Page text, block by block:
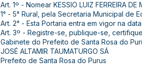
Art. 1º - Nomear KESSIO LUIZ FERREIRA
1° - 5° Rural, pela Secretaria Municipal de
Art. 2° - Esta Portaria entra em vigor na
Art. 3º - Registre-se, publique-se,
Gabinete do Prefeito de Santa Rosa do
JOSÉ ALTAMIR TAUMATURGO SÁ
Prefeito de Santa Rosa do Purus